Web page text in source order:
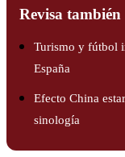
Revisa también
Turismo y fútbol
España
Efecto China
sinología